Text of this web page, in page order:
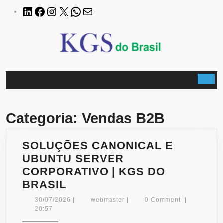
LinkedInFacebook
Instagram
X WhatsApp
Categoria: Vendas B2B
SOLUÇÕES CANONICAL E
UBUNTU SERVER
CORPORATIVO | KGS DO
BRASIL
CANONICAL
30/07/2026 30/07/2026webmaster webmaster0 Comment
20:57